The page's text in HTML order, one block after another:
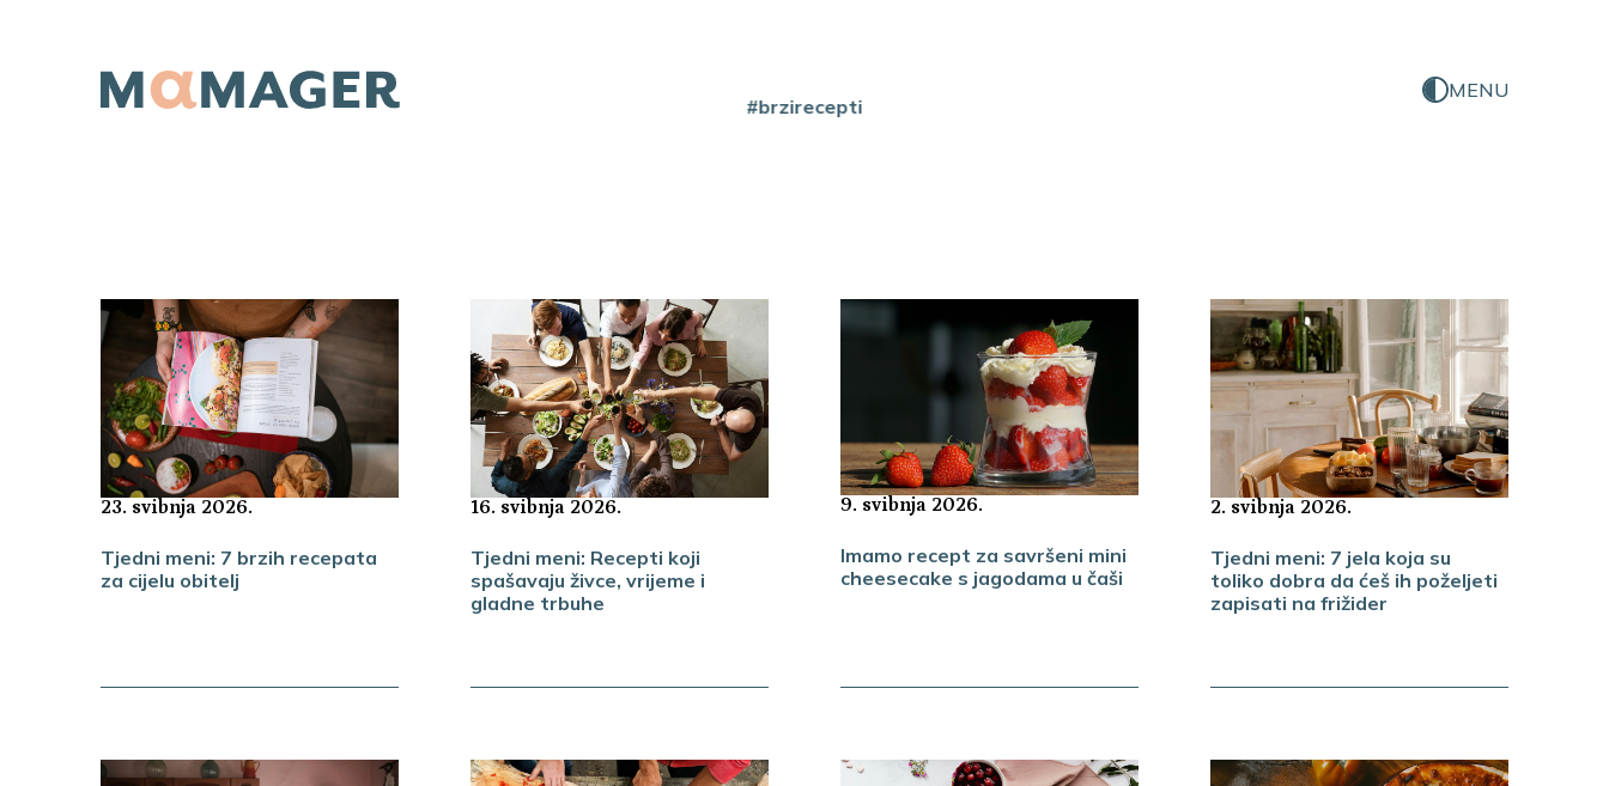
MENU
#brzirecepti
23. svibnja 2026.
Tjedni meni: 7 brzih recepata
za cijelu obitelj
16. svibnja 2026.
Tjedni meni: Recepti koji
spašavaju živce, vrijeme i
gladne trbuhe
9. svibnja 2026.
Imamo recept za savršeni mini
cheesecake s jagodama u čaši
2. svibnja 2026.
Tjedni meni: 7 jela koja su
toliko dobra da ćeš ih poželjeti
zapisati na frižider